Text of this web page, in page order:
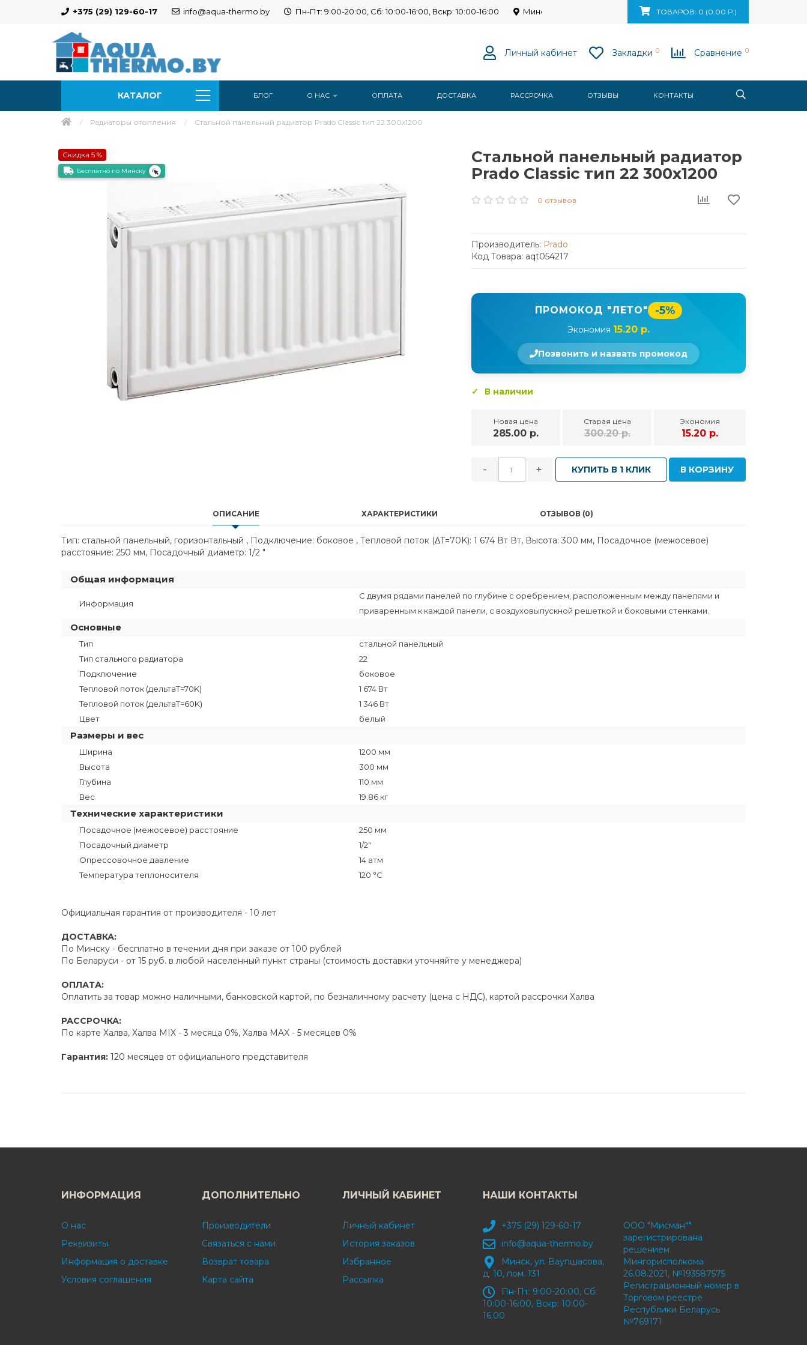
+375 (29) 129-60-17 info@aqua-thermo.by Пн-Пт: 9:00-20:00, Сб: 10:00-16:00, Вскр: 10:00-16:00 Минск, ул. Ваупшасова, д. 10, пом. 131ТОВАРОВ: 0 (0.00 Р.)
Личный кабинет Закладки 0 Сравнение 0
КАТАЛОГ БЛОГ О НАС ОПЛАТА ДОСТАВКА РАССРОЧКА ОТЗЫВЫ КОНТАКТЫ
Радиаторы отопления Стальной панельный радиатор Prado Classic тип 22 300x1200
Скидка 5 %
Бесплатно по Минску
Стальной панельный радиатор
Prado Classic тип 22 300x1200
0 отзывов
Производитель: Prado
Код Товара: aqt054217
ПРОМОКОД "ЛЕТО" -5%
Экономия 15.20 р.
Позвонить и назвать промокод
В наличии
Новая цена
285.00 р.
Старая цена
300.20 р.
Экономия
15.20 р.
- + КУПИТЬ В 1 КЛИК В КОРЗИНУ
ОПИСАНИЕ ХАРАКТЕРИСТИКИ ОТЗЫВОВ (0)
Тип: стальной панельный, горизонтальный , Подключение: боковое , Тепловой поток (ΔT=70K): 1 674 Вт Вт, Высота: 300 мм, Посадочное (межосевое)
расстояние: 250 мм, Посадочный диаметр: 1/2 "
Общая информация
Информация
С двумя рядами панелей по глубине с оребрением, расположенным между панелями и
приваренным к каждой панели, с воздуховыпускной решеткой и боковыми стенками.
Основные
Тип
стальной панельный
Тип стального радиатора
22
Подключение
боковое
Тепловой поток (дельтаT=70K)
1 674 Вт
Тепловой поток (дельтаТ=60K)
1 346 Вт
Цвет
белый
Размеры и вес
Ширина
1200 мм
Высота
300 мм
Глубина
110 мм
Вес
19.86 кг
Технические характеристики
Посадочное (межосевое) расстояние
250 мм
Посадочный диаметр
1/2"
Опрессовочное давление
14 атм
Температура теплоносителя
120 °C
Официальная гарантия от производителя - 10 лет
ДОСТАВКА:
По Минску - бесплатно в течении дня при заказе от 100 рублей
По Беларуси - от 15 руб. в любой населенный пункт страны (стоимость доставки уточняйте у менеджера)
ОПЛАТА:
Оплатить за товар можно наличными, банковской картой, по безналичному расчету (цена с НДС), картой рассрочки Халва
РАССРОЧКА:
По карте Халва, Халва MIX - 3 месяца 0%, Халва MAX - 5 месяцев 0%
Гарантия: 120 месяцев от официального представителя
ИНФОРМАЦИЯ
О нас
Реквизиты
Информация о доставке
Условия соглашения
ДОПОЛНИТЕЛЬНО
Производители
Связаться с нами
Возврат товара
Карта сайта
ЛИЧНЫЙ КАБИНЕТ
Личный кабинет
История заказов
Избранное
Рассылка
НАШИ КОНТАКТЫ
+375 (29) 129-60-17
info@aqua-thermo.by
Минск, ул. Ваупшасова,
д. 10, пом. 131
Пн-Пт: 9:00-20:00, Сб:
10:00-16:00, Вскр: 10:00-
16:00
ООО "Мисман""
зарегистрирована
решением
Мингорисполкома
26.08.2021, №193587575
Регистрационный номер в
Торговом реестре
Республики Беларусь
№769171